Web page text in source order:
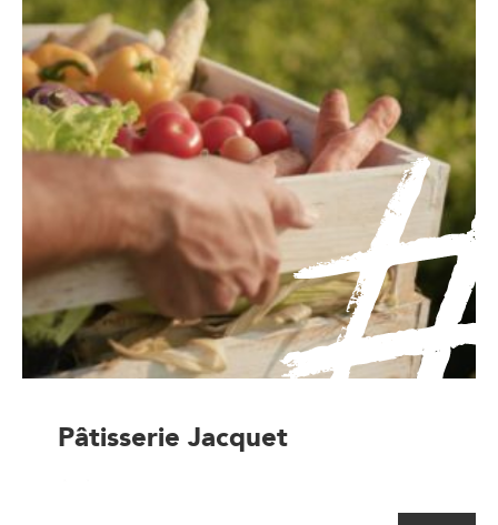
Pâtisserie Jacquet